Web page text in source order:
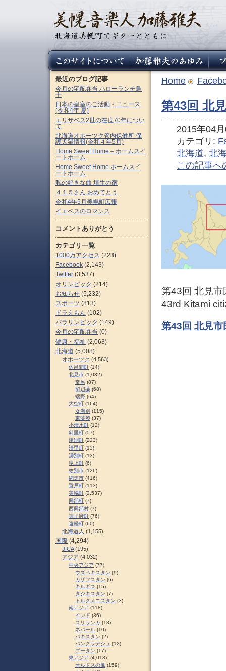
Home
第43回 北
2015年04
カテゴリ:
北海道, 北
この記事へ
第43回 北見市
43rd Kitami
第43回 北見市
最近のブログ記事
今月の宅配弁当 ハローランチ鳥
十
日本の皇室のご活動・ニュース
(令和4年 夏)
エリザベス2世の在位70年につい
て
北海道オホーツク管内保健所 保
護犬猫情報(令和４年5月)
Home Sweet Home – ホームスイ
ートホーム
Home Sweet Home ホームスイ
ートホーム
私の好きな曲 埴生の宿
４１５さん おめでとう
令和4年5月美幌町広報
イエペスのロマンス
コメントありがとう
カテゴリ一覧
1000万アクセス (223)
Facebook (2,143)
Twitter (3,537)
オリンピック (214)
お知らせ (5,232)
スポーツ (813)
ドラえもん (102)
パラリンピック (149)
今月の宅配弁当 (0)
健康・福祉 (2,063)
北海道 (5,008)
オホーツク (4,563)
佐呂間町 (14)
北見市 (1,032)
常呂 (87)
留辺蘂 (68)
端野 (64)
大空町 (164)
女満別 (115)
東藻琴 (37)
小清水町 (12)
斜里町 (57)
津別町 (223)
清里町 (13)
湧別町 (13)
滝上町 (6)
紋別市 (126)
網走市 (416)
置戸町 (113)
美幌町 (2,537)
興部町 (7)
西興部村 (7)
訓子府町 (76)
遠軽町 (60)
北海道人 (1,155)
国際 (4,294)
JICA(195)
アジア (4,032)
中央アジア (77)
ウズベキスタン (9)
カザフスタン (6)
キルギス (15)
タジキスタン (7)
トルクメニスタン (3)
南アジア (118)
インド (36)
スリランカ (18)
ネパール (10)
パキスタン (2)
バングラデシュ (12)
ブータン (17)
東アジア (4,018)
オルドスの風 (159)